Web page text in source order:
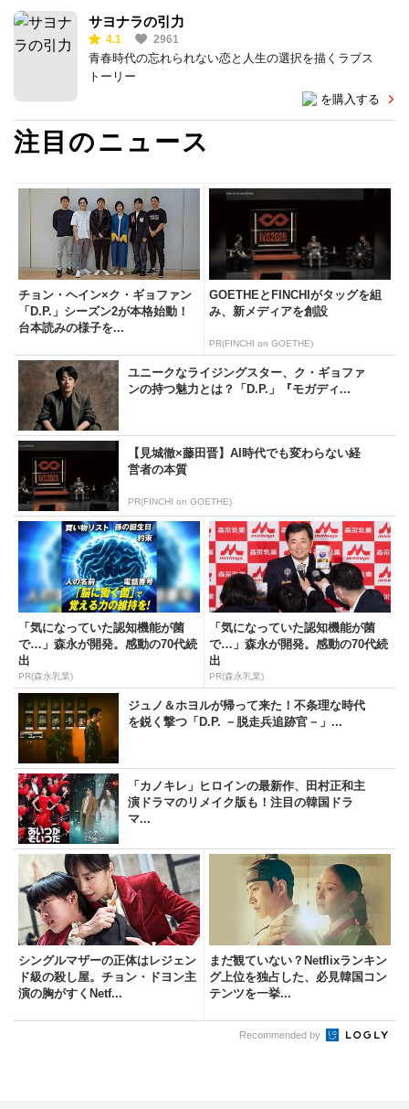
サヨナラの引力
4.1 2961
青春時代の忘れられない恋と人生の選択を描くラブス
トーリー
を購入する
注目のニュース
チョン・ヘイン×ク・ギョファン
「D.P.」シーズン2が本格始動！
台本読みの様子を...
GOETHEとFINCHIがタッグを組
み、新メディアを創設
PR(FINCHI on GOETHE)
ユニークなライジングスター、ク・ギョファ
ンの持つ魅力とは？「D.P.」『モガディ...
【見城徹×藤田晋】AI時代でも変わらない経
営者の本質
PR(FINCHI on GOETHE)
「気になっていた認知機能が菌
で…」森永が開発。感動の70代続
出
PR(森永乳業)
「気になっていた認知機能が菌
で…」森永が開発。感動の70代続
出
PR(森永乳業)
ジュノ＆ホヨルが帰って来た！不条理な時代
を鋭く撃つ「D.P. －脱走兵追跡官－」...
「カノキレ」ヒロインの最新作、田村正和主
演ドラマのリメイク版も！注目の韓国ドラ
マ...
シングルマザーの正体はレジェン
ド級の殺し屋。チョン・ドヨン主
演の胸がすくNetf...
まだ観ていない？Netflixランキン
グ上位を独占した、必見韓国コン
テンツを一挙...
Recommended by